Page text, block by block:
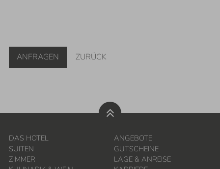
ANFRAGEN ZURÜCK
DAS HOTEL
SUITEN
ZIMMER
ANGEBOTE
GUTSCHEINE
LAGE & ANREISE